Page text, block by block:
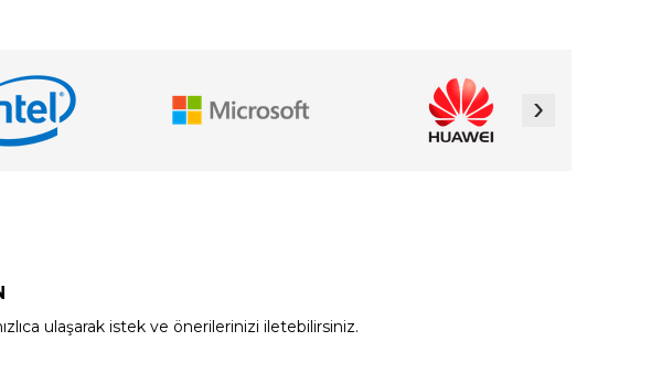
›
ulaşarak istek ve önerilerinizi iletebilirsiniz.